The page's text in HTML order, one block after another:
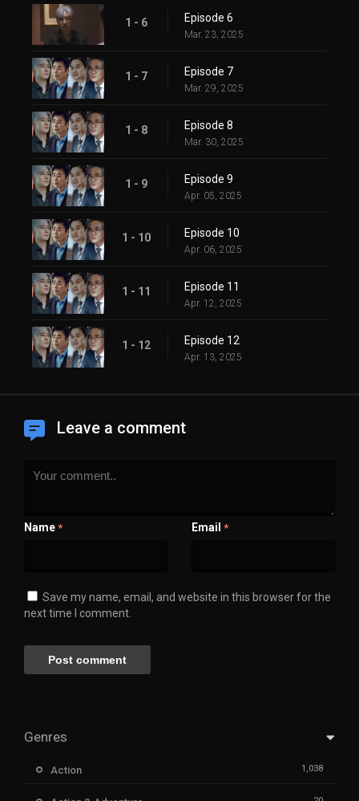
1 - 6 Episode 6
Mar. 23, 2025
1 - 7 Episode 7
Mar. 29, 2025
1 - 8 Episode 8
Mar. 30, 2025
1 - 9 Episode 9
Apr. 05, 2025
1 - 10 Episode 10
Apr. 06, 2025
1 - 11 Episode 11
Apr. 12, 2025
1 - 12 Episode 12
Apr. 13, 2025
Leave a comment
Name * Email *
Save my name, email, and website in this browser for the
next time I comment.
Genres
Action 1,038